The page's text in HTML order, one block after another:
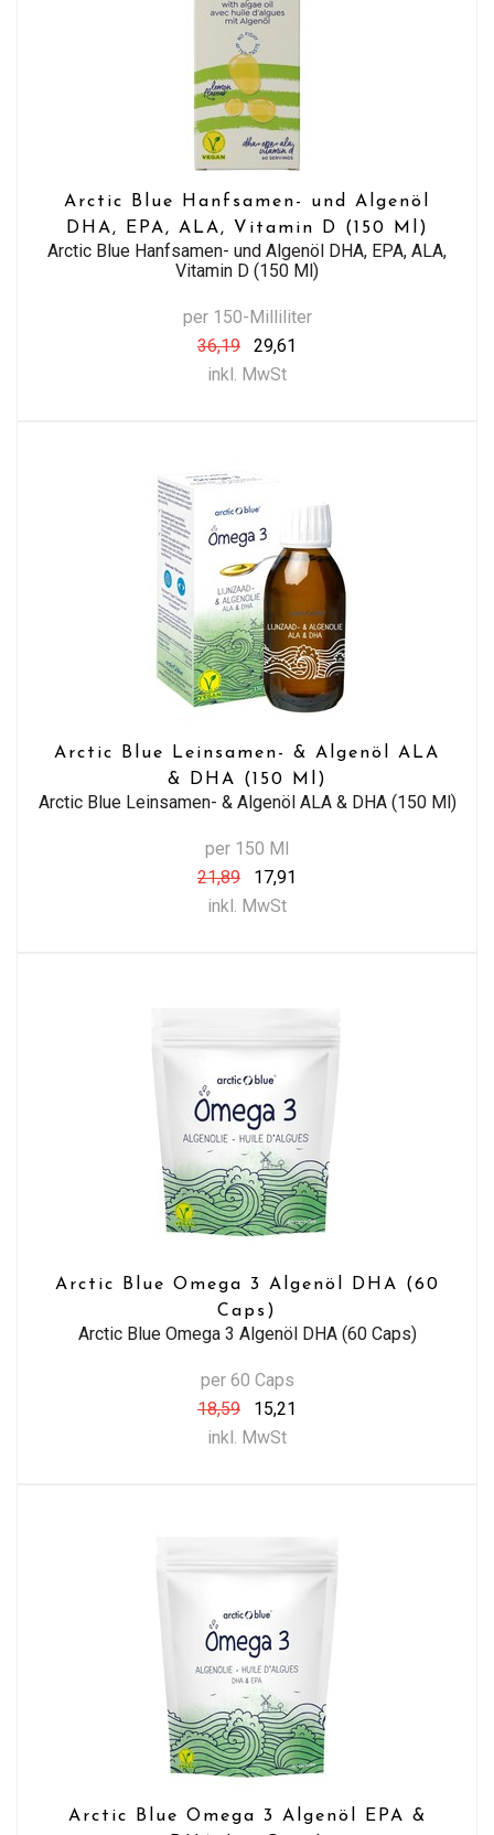
Arctic Blue Hanfsamen- und Algenöl
DHA, EPA, ALA, Vitamin D (150 Ml)
Arctic Blue Hanfsamen- und Algenöl DHA, EPA, ALA,
Vitamin D (150 Ml)
per 150-Milliliter
36,19
29,61
inkl. MwSt
Arctic Blue Leinsamen- & Algenöl ALA
& DHA (150 Ml)
Arctic Blue Leinsamen- & Algenöl ALA & DHA (150 Ml)
per 150 Ml
21,89
17,91
inkl. MwSt
Arctic Blue Omega 3 Algenöl DHA (60
Caps)
Arctic Blue Omega 3 Algenöl DHA (60 Caps)
per 60 Caps
18,59
15,21
inkl. MwSt
Arctic Blue Omega 3 Algenöl EPA &